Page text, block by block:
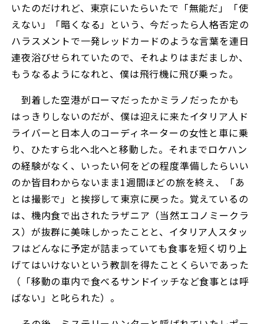
いたのだけれど、東京にいたらいたで「無能だ」「使
えない」「暗くなる」という、今だったら人格否定の
ハラスメントで一発レッドカードのような言葉を連日
連夜浴びせられていたので、それよりはまだましか、
もうなるようになれと、僕は飛行機に飛び乗った。
到着した空港がローマだったかミラノだったかも
はっきりしないのだが、僕は迎えに来たイタリア人ド
ライバーと日本人のコーディネーターの女性と車に乗
り、ひたすら北へ北へと移動した。それまでロケハン
の経験がなく、いったい何をどの程度準備したらいい
のか皆目わからないまま1週間ほどの旅を終え、「あ
とは撮影で」と挨拶して東京に戻った。覚えているの
は、機内食で出されたラザニア（当然エコノミークラ
ス）が抜群に美味しかったことと、イタリア人スタッ
フはどんなに予定が詰まっていても食事を短く切り上
げてはいけないという教訓を得たことくらいであった
（「移動の車内で食べるサンドイッチなど食事とは呼
ばない」と叱られた）。